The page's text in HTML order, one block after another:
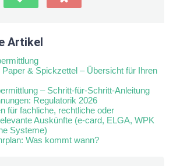
Artikel
Paper & Spickzettel – Übersicht für Ihren
– Schritt-für-Schritt-Anleitung
Regulatorik 2026
für fachliche, rechtliche oder
Auskünfte (e-card, ELGA, WPK
Systeme)
Was kommt wann?